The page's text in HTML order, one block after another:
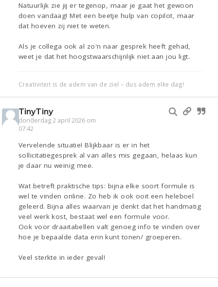
Natuurlijk zie jij er tegenop, maar je gaat het gewoon
doen vandaag! Met een beetje hulp van copilot, maar
dat hoeven zij niet te weten.
Als je collega ook al zo'n naar gesprek heeft gehad,
weet je dat het hoogstwaarschijnlijk niet aan jou ligt.
Creativiteit is de adem van de ziel – dus adem elke dag!
TinyTiny
donderdag 2 april 2026 om
07:42
Vervelende situatie! Blijkbaar is er in het
sollicitatiegesprek al van alles mis gegaan, helaas kun
je daar nu weinig mee.
Wat betreft praktische tips: bijna elke soort formule is
wel te vinden online. Zo heb ik ook ooit een heleboel
geleerd. Bijna alles waarvan je denkt dat het handmatig
veel werk kost, bestaat wel een formule voor.
Ook voor draaitabellen valt genoeg info te vinden over
hoe je bepaalde data erin kunt tonen/ groeperen.
Veel sterkte in ieder geval!